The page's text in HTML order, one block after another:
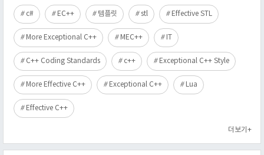
c# EC++ 템플릿 stl Effective STL
More Exceptional C++ MEC++ IT
C++ Coding Standards c++ Exceptional C++ Style
More Effective C++ Exceptional C++ Lua
Effective C++
더보기+